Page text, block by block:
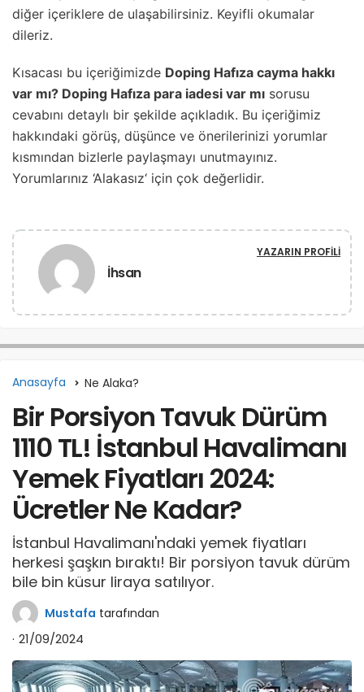
diğer içeriklere de ulaşabilirsiniz. Keyifli okumalar
dileriz.
Kısacası bu içeriğimizde Doping Hafıza cayma hakkı
var mı? Doping Hafıza para iadesi var mı sorusu
cevabını detaylı bir şekilde açıkladık. Bu içeriğimiz
hakkındaki görüş, düşünce ve önerilerinizi yorumlar
kısmından bizlerle paylaşmayı unutmayınız.
Yorumlarınız ‘Alakasız‘ için çok değerlidir.
İhsan
YAZARIN PROFILI
Anasayfa Ne Alaka?
Bir Porsiyon Tavuk Dürüm
1110 TL! İstanbul Havalimanı
Yemek Fiyatları 2024:
Ücretler Ne Kadar?
İstanbul Havalimanı'ndaki yemek fiyatları
herkesi şaşkın bıraktı! Bir porsiyon tavuk dürüm
bile bin küsur liraya satılıyor.
Mustafa tarafından
21/09/2024